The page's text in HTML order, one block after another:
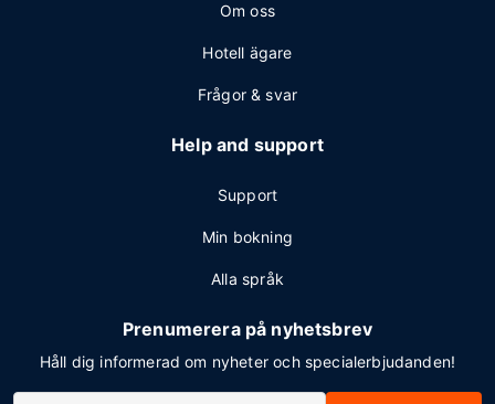
Om oss
Hotell ägare
Frågor & svar
Help and support
Support
Min bokning
Alla språk
Prenumerera på nyhetsbrev
Håll dig informerad om nyheter och specialerbjudanden!